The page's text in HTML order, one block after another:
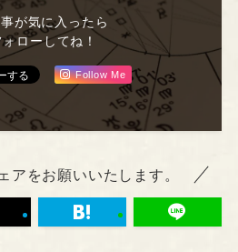
が気に入ったら
ローしてね！
Follow Me
アをお願いいたします。